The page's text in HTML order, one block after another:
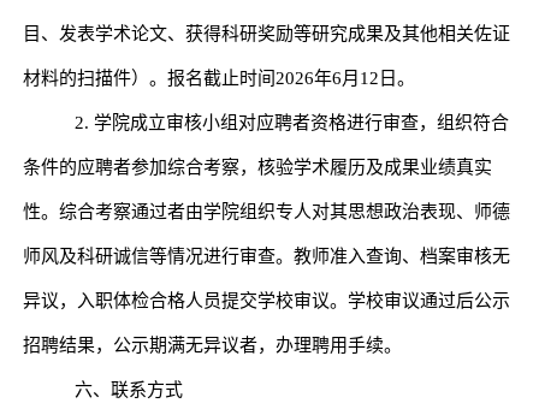
目、发表学术论文、获得科研奖励等研究成果及其他相关佐证
材料的扫描件）。报名截止时间 2026年6月 12 日。
2. 学院成立审核小组对应聘者资格进行审查，组织符合
条件的应聘者参加综合考察，核验学术履历及成果业绩真实
性。综合考察通过者由学院组织专人对其思想政治表现、师德
师风及科研诚信等情况进行审查。教师准入查询、档案审核无
异议，入职体检合格人员提交学校审议。学校审议通过后公示
招聘结果，公示期满无异议者，办理聘用手续。
六、联系方式